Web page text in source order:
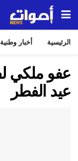
الرئيسية أخبار وطنية
عيد الفطر